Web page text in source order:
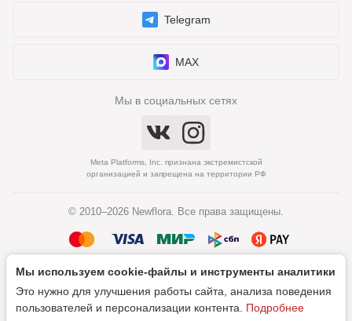
Telegram
MAX
Мы в социальных сетях
Meta Platforms, Inc. признана экстремистской
организацией и запрещена на территории РФ
© 2010–2026 Newflora. Все права защищены.
Политика обработки персональных данных
Согласие на обработку персональных данных
Мы используем cookie‑файлы и инструменты аналитики
Это нужно для улучшения работы сайта, анализа поведения
пользователей и персонализации контента. Подробнее